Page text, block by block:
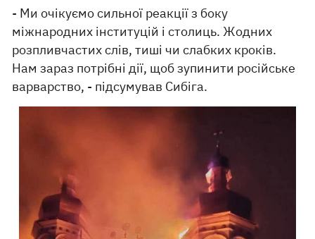
- Ми очікуємо сильної реакції з боку
міжнародних інституцій і столиць. Жодних
розпливчастих слів, тиші чи слабких кроків.
Нам зараз потрібні дії, щоб зупинити російське
варварство, - підсумував Сибіга.